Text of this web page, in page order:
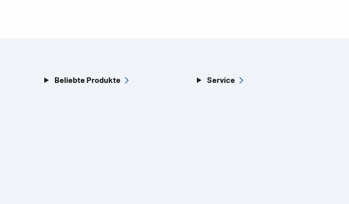
Beliebte Produkte Service